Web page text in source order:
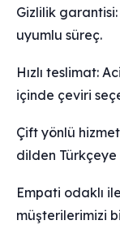
Gizlilik
uyumlu süreç.
Hızlı teslimat:
içinde çeviri
Çift yönlü
dilden Türkçeye
Empati odaklı
müşterilerimizi